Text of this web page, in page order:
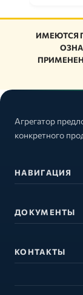
ИМЕЮТСЯ
Агрегатор
конкретного
НАВИГАЦИЯ
ДОКУМЕНТЫ
КОНТАКТЫ